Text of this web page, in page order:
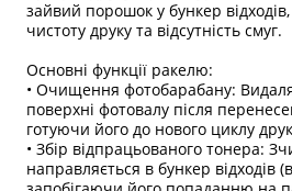
зайвий порошок у бункер
чистоту друку та відсутність смуг.
Основні функції ракелю:
• Очищення фотобарабану:
поверхні фотовалу після
готуючи його до нового циклу
• Збір відпрацьованого тонера:
направляється в бункер відходів